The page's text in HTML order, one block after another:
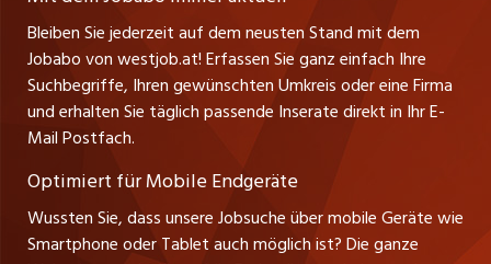
Führungspositionen
Management / Kader-Jobs
jobbern.ch
jobbasel.ch
zentraljob.ch
myjob.ch
schaffu.ch (VS)
Stefan Spötl
Tel. +43 664 39 47 47 7
Leiter westjob.at
Andrea Graf
Tel. +43 664 20 30 02 1
Verkauf und Beratung
Bleiben Sie jederzeit auf dem neusten Stand mit dem
Jobabo von westjob.at! Erfassen Sie ganz einfach Ihre
Suchbegriffe, Ihren gewünschten Umkreis oder eine Firma
und erhalten Sie täglich passende Inserate direkt in Ihr E-
Mail Postfach.
Optimiert für Mobile Endgeräte
Wussten Sie, dass unsere Jobsuche über mobile Geräte wie
Smartphone oder Tablet auch möglich ist? Die ganze